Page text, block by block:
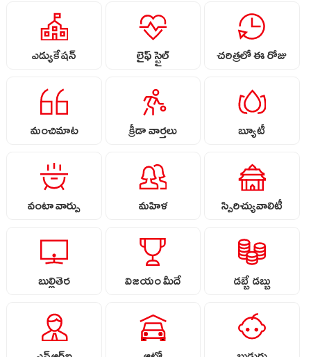
ఎడ్యుకేషన్ లైఫ్ స్టైల్ చరిత్రలో ఈ రోజు
మంచిమాట క్రీడా వార్తలు బ్యూటీ
వంటా వార్పు మహిళ స్పిరిచ్యువాలిటీ
బుల్లితెర విజయం మీదే డబ్బే డబ్బు